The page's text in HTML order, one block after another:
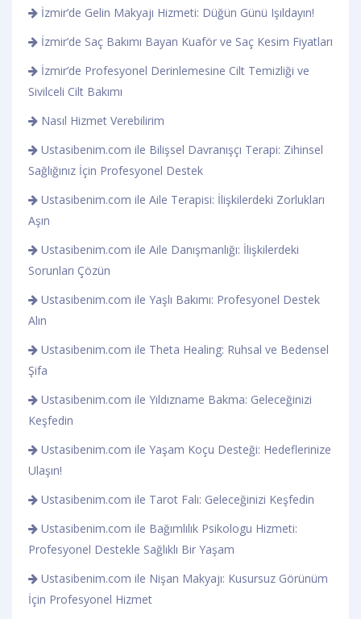
İzmir’de Gelin Makyajı Hizmeti: Düğün Günü Işıldayın!
İzmir’de Saç Bakımı Bayan Kuaför ve Saç Kesim Fiyatları
İzmir’de Profesyonel Derinlemesine Cilt Temizliği ve
Sivilceli Cilt Bakımı
Nasıl Hizmet Verebilirim
Ustasibenim.com ile Bilişsel Davranışçı Terapi: Zihinsel
Sağlığınız İçin Profesyonel Destek
Ustasibenim.com ile Aile Terapisi: İlişkilerdeki Zorlukları
Aşın
Ustasibenim.com ile Aile Danışmanlığı: İlişkilerdeki
Sorunları Çözün
Ustasibenim.com ile Yaşlı Bakımı: Profesyonel Destek
Alın
Ustasibenim.com ile Theta Healing: Ruhsal ve Bedensel
Şifa
Ustasibenim.com ile Yıldızname Bakma: Geleceğinizi
Keşfedin
Ustasibenim.com ile Yaşam Koçu Desteği: Hedeflerinize
Ulaşın!
Ustasibenim.com ile Tarot Falı: Geleceğinizi Keşfedin
Ustasibenim.com ile Bağımlılık Psikologu Hizmeti:
Profesyonel Destekle Sağlıklı Bir Yaşam
Ustasibenim.com ile Nişan Makyajı: Kusursuz Görünüm
İçin Profesyonel Hizmet